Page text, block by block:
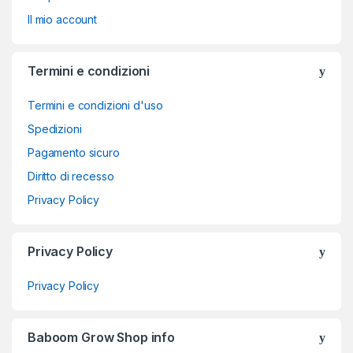
Il mio account
Termini e condizioni
Termini e condizioni d'uso
Spedizioni
Pagamento sicuro
Diritto di recesso
Privacy Policy
Privacy Policy
Privacy Policy
Baboom Grow Shop info